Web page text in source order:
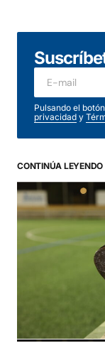
Pulsando el
privacidad y
CONTINÚA LEYENDO